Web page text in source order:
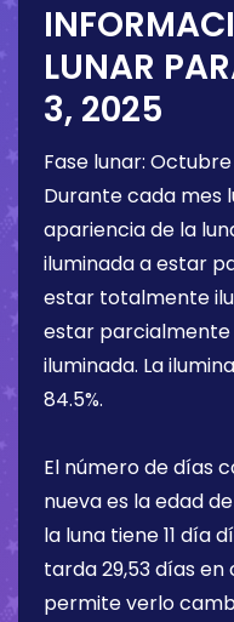
LUNAR
3, 2025
Fase lunar: Octubre
Durante cada mes
apariencia de la
iluminada a estar
estar totalmente
estar parcialmente
iluminada. La
84.5%.
El número de días
nueva es la edad
la luna tiene11 día
tarda 29,53 días
permite verlo